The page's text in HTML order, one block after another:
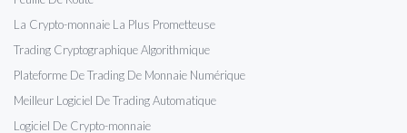
La Crypto-monnaie La Plus Prometteuse
Trading Cryptographique Algorithmique
Plateforme De Trading De Monnaie Numérique
Meilleur Logiciel De Trading Automatique
Logiciel De Crypto-monnaie